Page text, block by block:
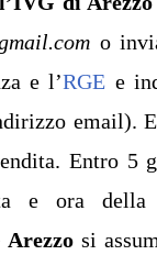
o
e l’RGE e
email).
Entro 5
e ora
Arezzo si